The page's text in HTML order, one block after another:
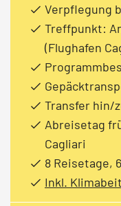
Verpflegung
Treffpunkt:
(Flughafen
Transfer hin/
Abreisetag
Cagliari
8 Reisetage,
Inkl.